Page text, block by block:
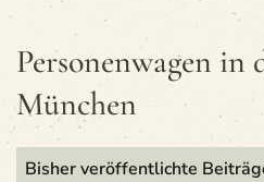
Per­so­nen­wa­gen in
München
Bis­her ver­öf­fent­lichte